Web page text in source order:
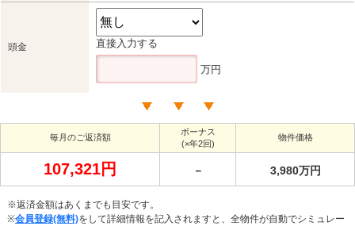
頭金 直接入力する
万円
毎月のご返済額
ボーナス
(×年2回)
物件価格
107,321円 － 3,980万円
※返済金額はあくまでも目安です。
※会員登録(無料)をして詳細情報を記入されますと、全物件が自動でシミュレー